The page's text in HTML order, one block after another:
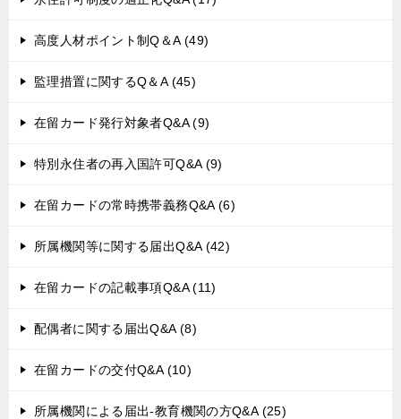
高度人材ポイント制Q＆A (49)
監理措置に関するQ＆A (45)
在留カード発行対象者Q&A (9)
特別永住者の再入国許可Q&A (9)
在留カードの常時携帯義務Q&A (6)
所属機関等に関する届出Q&A (42)
在留カードの記載事項Q&A (11)
配偶者に関する届出Q&A (8)
在留カードの交付Q&A (10)
所属機関による届出-教育機関の方Q&A (25)